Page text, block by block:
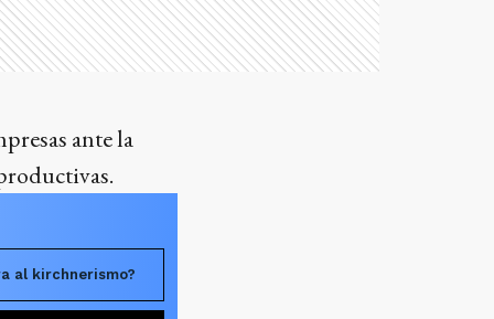
ante la
al kirchnerismo?